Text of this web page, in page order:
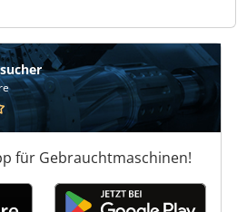
GmbH Löttner
Löttner Maschinenbau
GmbH Löttner
Löttner Maschinenbau
GmbH Löttner
für Gebrauchtmaschinen!